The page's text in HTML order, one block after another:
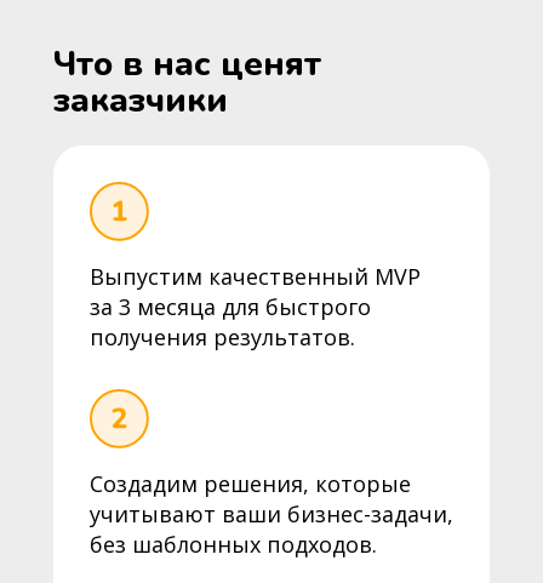
Что в нас ценят
заказчики
Создадим решения, которые
учитывают ваши бизнес-задачи,
без шаблонных подходов.
Выпустим качественный MVP
за 3 месяца для быстрого
получения результатов.